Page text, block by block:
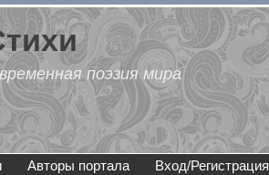
поэзия мира
Авторы портала Вход/Регистрация